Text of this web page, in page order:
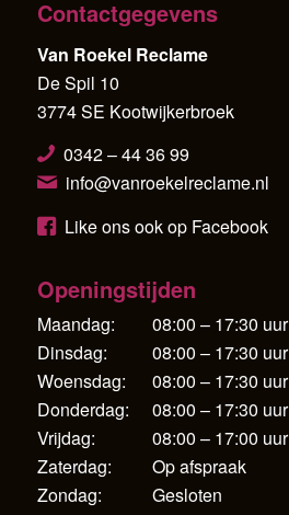
Contactgegevens
Van Roekel Reclame
De Spil 10
3774 SE Kootwijkerbroek
0342 – 44 36 99
info@vanroekelreclame.nl
Like ons ook op Facebook
Openingstijden
Maandag:
08:00 – 17:30 uur
Dinsdag:
08:00 – 17:30 uur
Woensdag:
08:00 – 17:30 uur
Donderdag:
08:00 – 17:30 uur
Vrijdag:
08:00 – 17:00 uur
Zaterdag:
Op afspraak
Zondag:
Gesloten